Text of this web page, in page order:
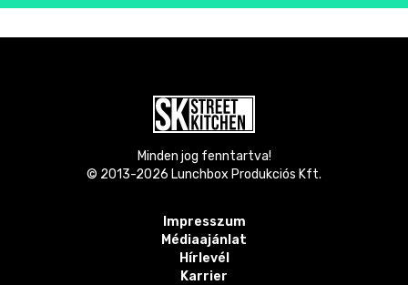
Minden jog fenntartva!
© 2013-2026 Lunchbox Produkciós Kft.
Impresszum
Médiaajánlat
Hírlevél
Karrier